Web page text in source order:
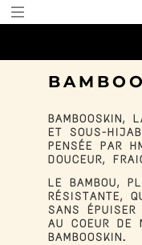
BAMBOOSKIN,
ET SOUS-
PENSÉE PAR
DOUCEUR,
LE BAMBOU,
RÉSISTANTE,
SANS ÉPUISER
AU COEUR DE
BAMBOOSKIN.